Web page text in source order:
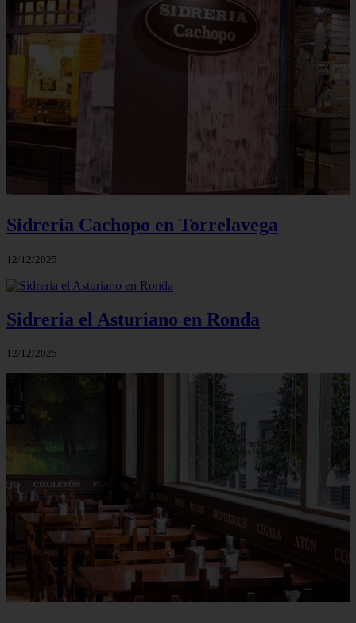
Sidreria Cachopo en Torrelavega
12/12/2025
Sidreria el Asturiano en Ronda
12/12/2025